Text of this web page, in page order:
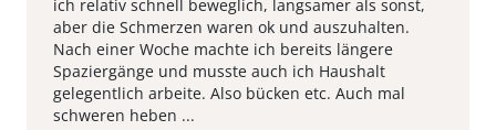
ich relativ schnell beweglich, langsamer als sonst,
aber die Schmerzen waren ok und auszuhalten.
Nach einer Woche machte ich bereits längere
Spaziergänge und musste auch ich Haushalt
gelegentlich arbeite. Also bücken etc. Auch mal
schweren heben ...